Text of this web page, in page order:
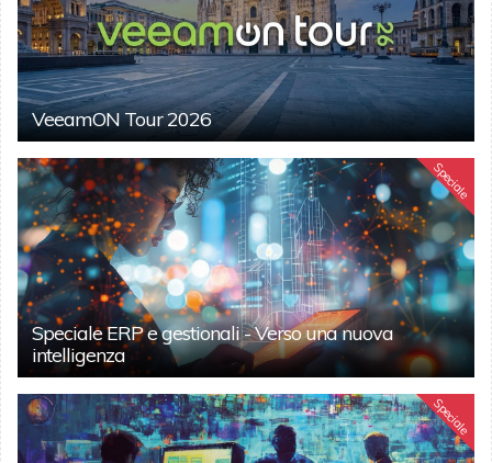
VeeamON Tour 2026
Speciale
Speciale ERP e gestionali - Verso una nuova
intelligenza
Speciale